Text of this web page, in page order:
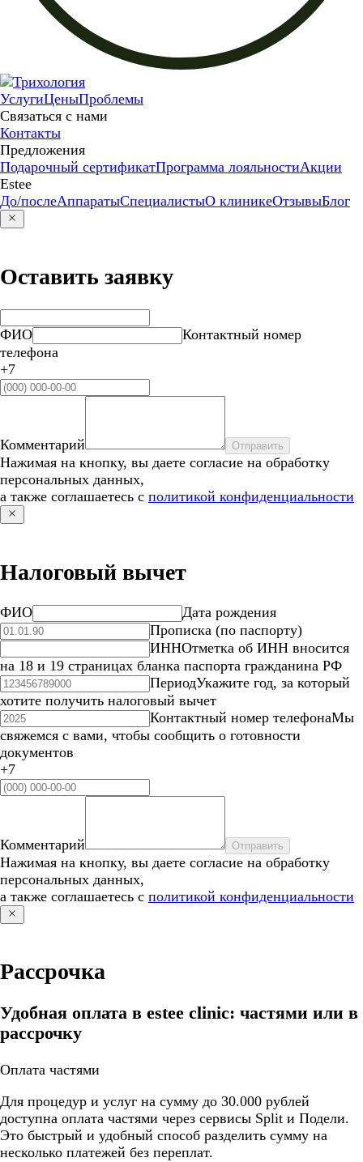
УслугиЦеныПроблемы
Связаться с нами
Контакты
Предложения
Подарочный сертификатПрограмма лояльностиАкции
Estee
До/послеАппаратыСпециалистыО клиникеОтзывыБлог
Оставить заявку
ФИО
Контактный номер
телефона
+7
Комментарий Отправить
Нажимая на кнопку, вы даете согласие на обработку
персональных данных,
а также соглашаетесь с политикой конфиденциальности
Налоговый вычет
ФИО
Дата рождения
Прописка (по паспорту)
ИННОтметка об ИНН вносится
на 18 и 19 страницах бланка паспорта гражданина РФ
ПериодУкажите год, за который
хотите получить налоговый вычет
Контактный номер телефонаМы
свяжемся с вами, чтобы сообщить о готовности
документов
+7
Комментарий Отправить
Нажимая на кнопку, вы даете согласие на обработку
персональных данных,
а также соглашаетесь с политикой конфиденциальности
Рассрочка
Удобная оплата в estee clinic: частями или в
рассрочку
Оплата частями
Для процедур и услуг на сумму до 30.000 рублей
доступна оплата частями через сервисы Split и Подели.
Это быстрый и удобный способ разделить сумму на
несколько платежей без переплат.